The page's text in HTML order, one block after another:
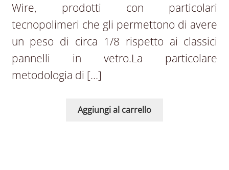
Wire, prodotti con particolari
tecnopolimeri che gli permettono di avere
un peso di circa 1/8 rispetto ai classici
pannelli in vetro.La particolare
metodologia di […]
Aggiungi al carrello